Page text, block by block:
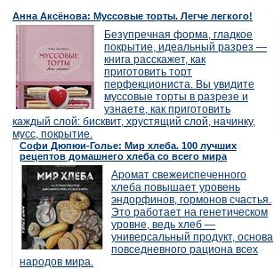
Анна Аксёнова: Муссовые торты. Легче легкого!
Безупречная форма, гладкое
покрытие, идеальный разрез —
книга расскажет, как
приготовить торт
перфекциониста. Вы увидите
муссовые торты в разрезе и
узнаете, как приготовить
каждый слой: бисквит, хрустящий слой, начинку,
мусс, покрытие.
Софи Дюпюи-Голье: Мир хлеба. 100 лучших
рецептов домашнего хлеба со всего мира
Аромат свежеиспеченного
хлеба повышает уровень
эндорфинов, гормонов счастья.
Это работает на генетическом
уровне, ведь хлеб —
универсальный продукт, основа
повседневного рациона всех
народов мира.